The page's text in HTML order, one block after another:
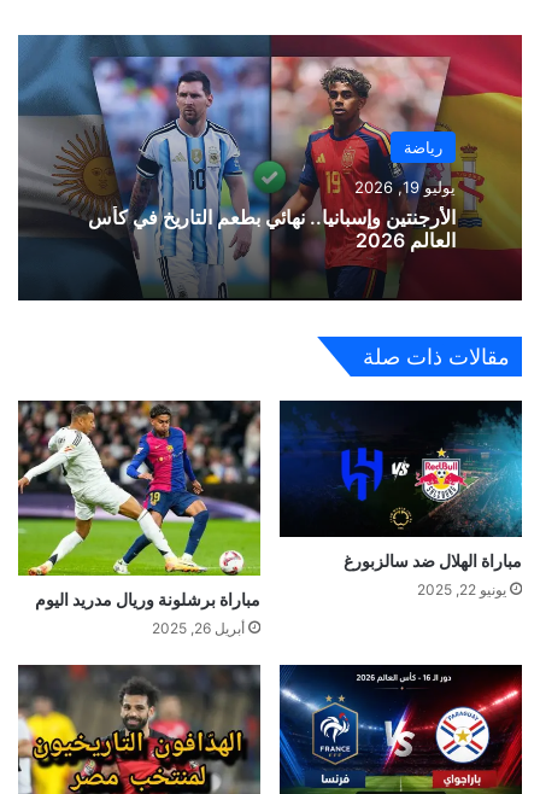
رياضة
يوليو 19, 2026
الأرجنتين وإسبانيا.. نهائي بطعم التاريخ في كأس
العالم 2026
مقالات ذات صلة
مباراة الهلال ضد سالزبورغ
يونيو 22, 2025 مباراة برشلونة وريال مدريد اليوم
أبريل 26, 2025